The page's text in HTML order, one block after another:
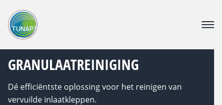
DOWNLOAD CENTER
CATALOGUS
GRANULAATREINIGING
Dé efficiëntste oplossing voor het reinigen van
vervuilde inlaatkleppen.